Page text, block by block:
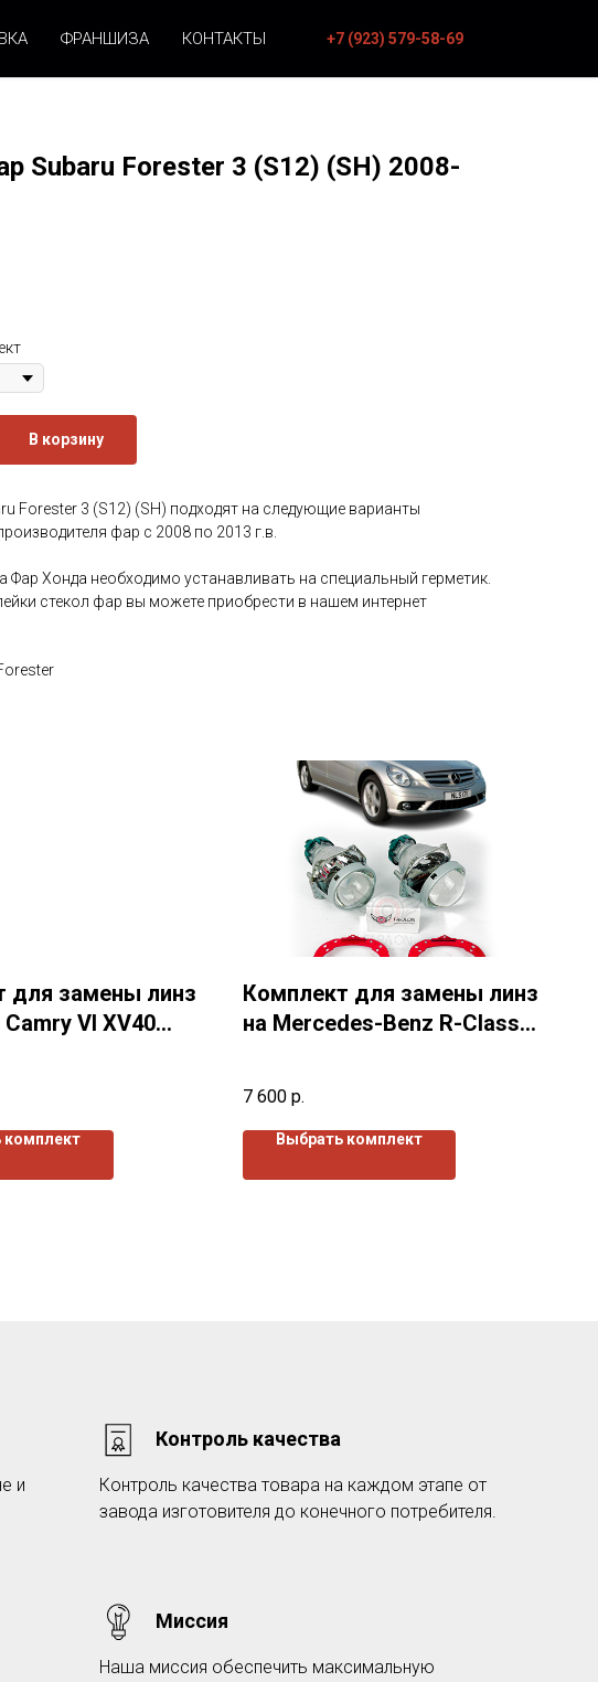
ФРАНШИЗА КОНТАКТЫ +7 (923) 579-58-69
Subaru Forester 3 (S12) (SH) 2008-
В корзину
Forester 3 (S12) (SH) подходят на следующие варианты
фар с 2008 по 2013 г.в.
Фар Хонда необходимо устанавливать на специальный герметик.
стекол фар вы можете приобрести в нашем интернет
для замены линз
VI ХV40
комплект
Комплект для замены линз
на Mercedes-Benz R-Class I
7 600 р.
Выбрать комплект
и
Контроль качества
Контроль качества товара на каждом этапе от
завода изготовителя до конечного потребителя.
Миссия
Наша миссия обеспечить максимальную